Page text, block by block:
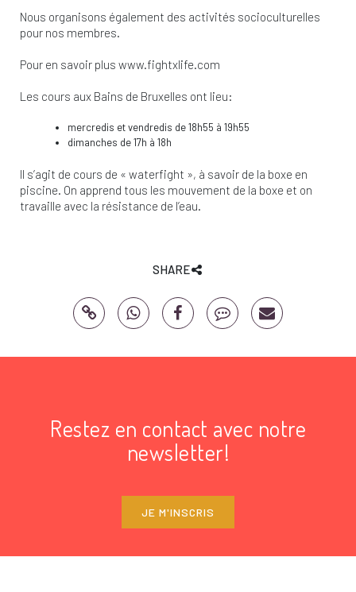
Nous organisons également des activités socioculturelles
pour nos membres.
Pour en savoir plus www.fightxlife.com
Les cours aux Bains de Bruxelles ont lieu:
mercredis et vendredis de 18h55 à 19h55
dimanches de 17h à 18h
Il s’agit de cours de « waterfight », à savoir de la boxe en
piscine. On apprend tous les mouvement de la boxe et on
travaille avec la résistance de l’eau.
SHARE
Restez en contact avec notre
newsletter!
JE M'INSCRIS